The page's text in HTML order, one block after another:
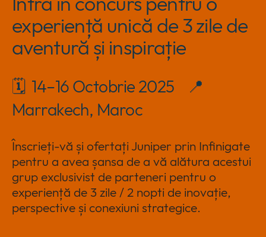
a
Policies
or
Events
experiență unică de 3 zile de
aventură și inspirație
🗓 14–16 Octobrie 2025 📍
Marrakech, Maroc
Înscrieți-vă și ofertați Juniper prin Infinigate
pentru a avea șansa de a vă alătura acestui
grup exclusivist de parteneri pentru o
experiență de 3 zile / 2 nopti de inovație,
perspective și conexiuni strategice.